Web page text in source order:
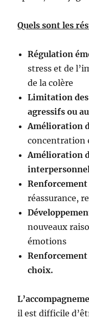
Quels sont les
Régulation
stress et de
de la colère
Limitation
agressifs ou
Amélioration
concentration
Amélioration
Renforcement
réassurance,
nouveaux
émotions
choix.
il est difficile